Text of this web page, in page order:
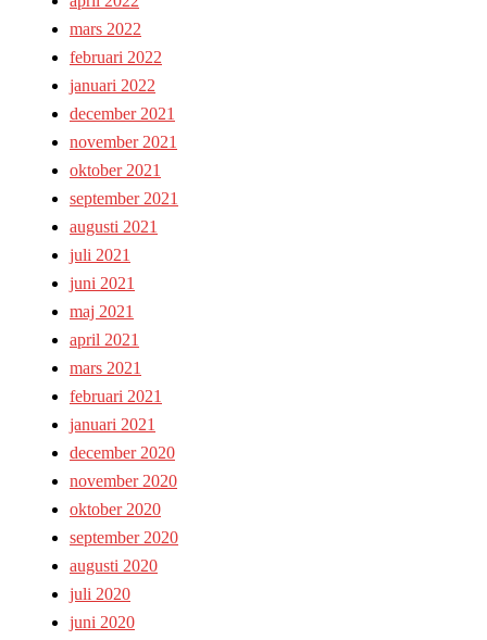
mars 2022
februari 2022
januari 2022
december 2021
november 2021
oktober 2021
september 2021
augusti 2021
juli 2021
juni 2021
maj 2021
april 2021
mars 2021
februari 2021
januari 2021
december 2020
november 2020
oktober 2020
september 2020
augusti 2020
juli 2020
juni 2020